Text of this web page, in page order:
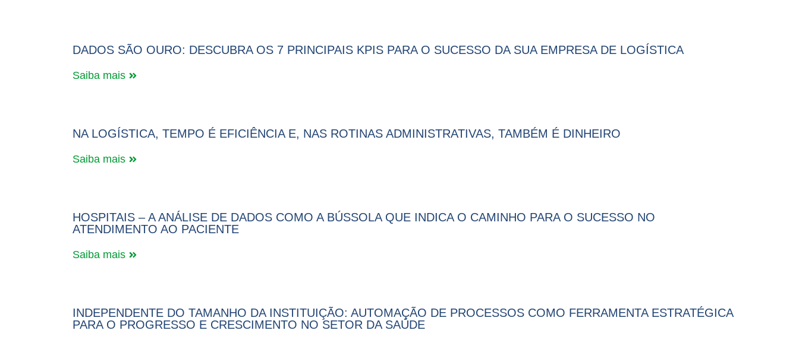
DADOS SÃO OURO: DESCUBRA OS 7 PRINCIPAIS KPIS PARA O SUCESSO DA SUA EMPRESA DE LOGÍSTICA
Saiba mais
NA LOGÍSTICA, TEMPO É EFICIÊNCIA E, NAS ROTINAS ADMINISTRATIVAS, TAMBÉM É DINHEIRO
Saiba mais
HOSPITAIS – A ANÁLISE DE DADOS COMO A BÚSSOLA QUE INDICA O CAMINHO PARA O SUCESSO NO
ATENDIMENTO AO PACIENTE
Saiba mais
INDEPENDENTE DO TAMANHO DA INSTITUIÇÃO: AUTOMAÇÃO DE PROCESSOS COMO FERRAMENTA ESTRATÉGICA
PARA O PROGRESSO E CRESCIMENTO NO SETOR DA SAÚDE